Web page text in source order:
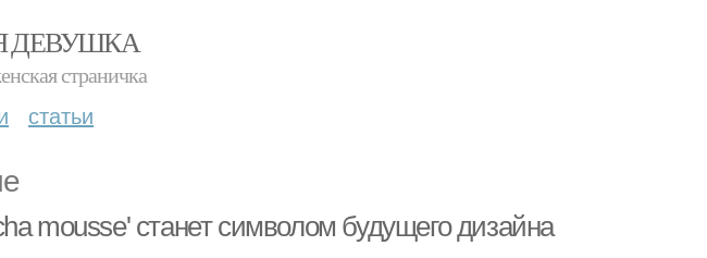
ДЕВУШКА
страничка
статьи
mousse' станет символом будущего дизайна